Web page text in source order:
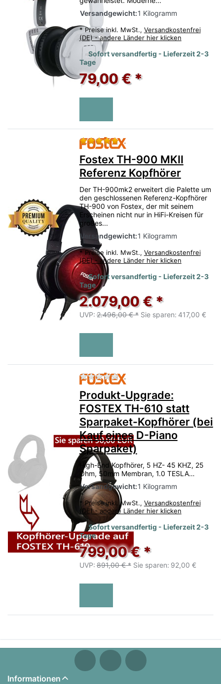
Versandgewicht:1 Kilogramm
* Preise inkl. MwSt., Versandkostenfrei
(DE) - andere Länder hier klicken
Sofort versandfertig - Lieferzeit 2-3
Tage
79,00 € *
Bewertung: 5 von 5
Fostex TH-900 MKII
Referenz Kopfhörer
Der TH-900mk2 erweitert die Palette um
den geschlossenen Referenz-Kopfhörer
TH-900 von Fostex, der mit seinem
Erscheinen nicht nur in HiFi-Kreisen für
großes...
Versandgewicht:1 Kilogramm
* Preise inkl. MwSt., Versandkostenfrei
(DE) - andere Länder hier klicken
Sofort versandfertig - Lieferzeit 2-3
Tage
2.079,00 € *
UVP: 2.496,00 € * Sie sparen: 417,00 €
Zu diesem Produkt liegen
Produkt-Upgrade:
FOSTEX TH-610 statt
Sparpaket-Kopfhörer (bei
Kauf eines D-Piano
Sparpaket)
High-End Kopfhörer, 5 HZ- 45 KHZ, 25
Ohm, 50mm Membran, 1.0 TESLA…
Versandgewicht:1 Kilogramm
* Preise inkl. MwSt., Versandkostenfrei
(DE) - andere Länder hier klicken
Sofort versandfertig - Lieferzeit 2-3
Tage
799,00 € *
UVP: 891,00 € * Sie sparen: 92,00 €
Informationen